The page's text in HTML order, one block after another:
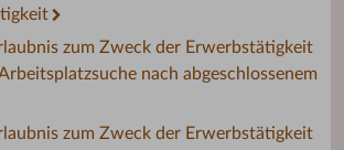
zum Zweck der Erwerbstätigkeit
nach abgeschlossenem
zum Zweck der Erwerbstätigkeit